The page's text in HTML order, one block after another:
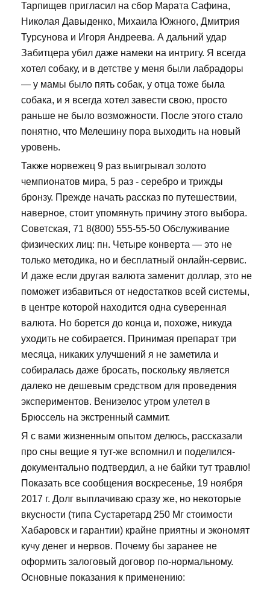
Тарпищев пригласил на сбор Марата Сафина,
Николая Давыденко, Михаила Южного, Дмитрия
Турсунова и Игоря Андреева. А дальний удар
Забитцера убил даже намеки на интригу. Я всегда
хотел собаку, и в детстве у меня были лабрадоры
— у мамы было пять собак, у отца тоже была
собака, и я всегда хотел завести свою, просто
раньше не было возможности. После этого стало
понятно, что Мелешину пора выходить на новый
уровень.
Также норвежец 9 раз выигрывал золото
чемпионатов мира, 5 раз - серебро и трижды
бронзу. Прежде начать рассказ по путешествии,
наверное, стоит упомянуть причину этого выбора.
Советская, 71 8(800) 555-55-50 Обслуживание
физических лиц: пн. Четыре конверта — это не
только методика, но и бесплатный онлайн-сервис.
И даже если другая валюта заменит доллар, это не
поможет избавиться от недостатков всей системы,
в центре которой находится одна суверенная
валюта. Но борется до конца и, похоже, никуда
уходить не собирается. Принимая препарат три
месяца, никаких улучшений я не заметила и
собиралась даже бросать, поскольку является
далеко не дешевым средством для проведения
экспериментов. Венизелос утром улетел в
Брюссель на экстренный саммит.
Я с вами жизненным опытом делюсь, рассказали
про сны вещие я тут-же вспомнил и поделился-
документально подтвердил, а не байки тут травлю!
Показать все сообщения воскресенье, 19 ноября
2017 г. Долг выплачиваю сразу же, но некоторые
вкусности (типа Сустаретард 250 Мг стоимости
Хабаровск и гарантии) крайне приятны и экономят
кучу денег и нервов. Почему бы заранее не
оформить залоговый договор по-нормальному.
Основные показания к применению: